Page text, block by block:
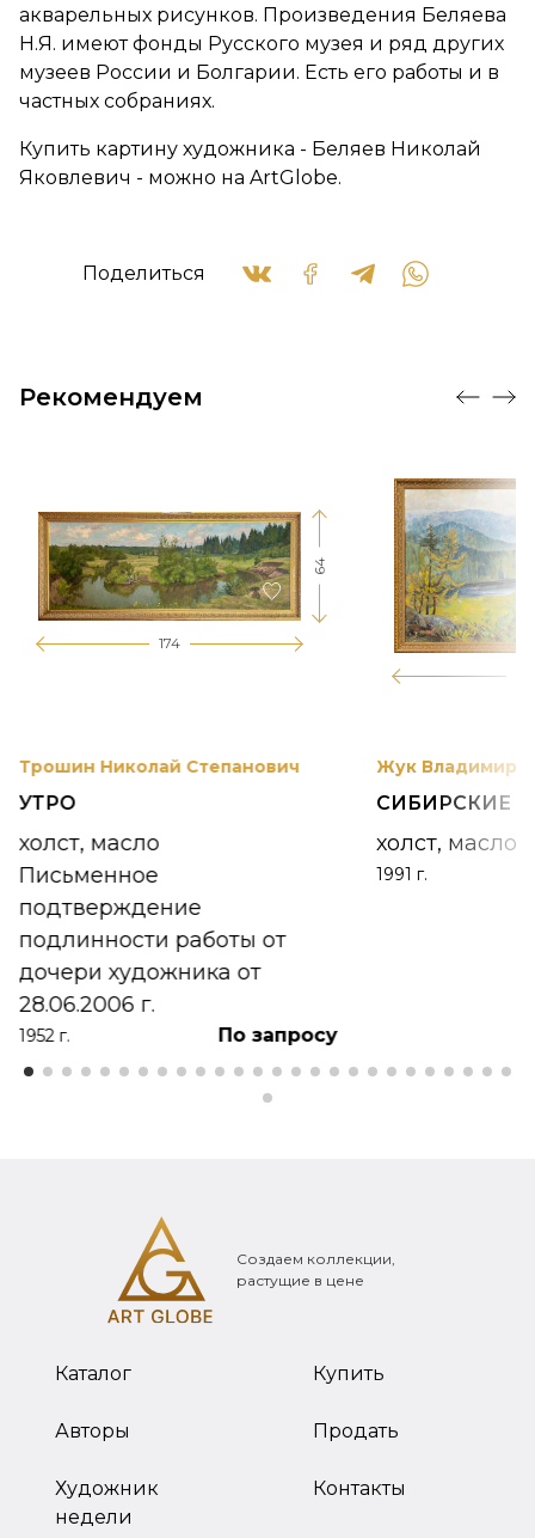
акварельных рисунков. Произведения Беляева
Н.Я. имеют фонды Русского музея и ряд других
музеев России и Болгарии. Есть его работы и в
частных собраниях.
Купить картину художника - Беляев Николай
Яковлевич - можно на ArtGlobe.
Поделиться
Рекомендуем
174
64
Трошин Николай Степанович
УТРО
холст, масло
Письменное
подтверждение
подлинности работы от
дочери художника от
28.06.2006 г.
1952 г. По запросу
Жук Владимир
СИБИРСКИЕ
холст, масло
1991 г.
Создаем коллекции,
растущие в цене
Каталог
Авторы
Художник
недели
Купить
Продать
Контакты